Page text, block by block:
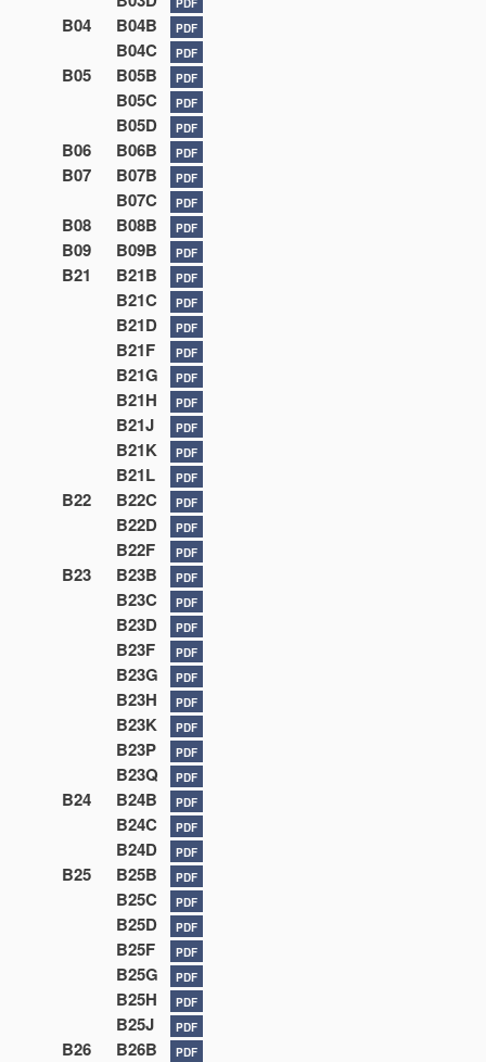
PDF
B04 B04B PDF
B04C PDF
B05 B05B PDF
B05C PDF
B05D PDF
B06 B06B PDF
B07 B07B PDF
B07C PDF
B08 B08B PDF
B09 B09B PDF
B21 B21B PDF
B21C PDF
B21D PDF
B21F PDF
B21G PDF
B21H PDF
B21J PDF
B21K PDF
B21L PDF
B22 B22C PDF
B22D PDF
B22F PDF
B23 B23B PDF
B23C PDF
B23D PDF
B23F PDF
B23G PDF
B23H PDF
B23K PDF
B23P PDF
B23Q PDF
B24 B24B PDF
B24C PDF
B24D PDF
B25 B25B PDF
B25C PDF
B25D PDF
B25F PDF
B25G PDF
B25H PDF
B25J PDF
B26 B26B PDF